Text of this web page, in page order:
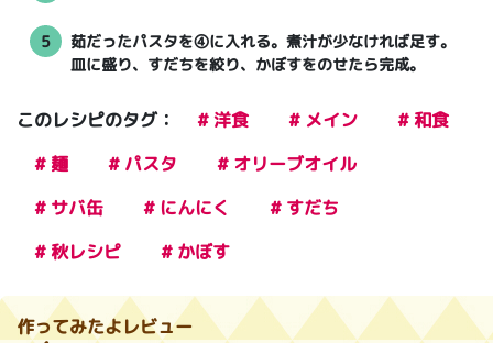
5
茹だったパスタを④に入れる。煮汁が少なければ足す。
皿に盛り、すだちを絞り、かぼすをのせたら完成。
このレシピのタグ： # 洋食 # メイン
# 和食
# 麺
# パスタ
# オリーブオイル
# サバ缶
# にんにく
# すだち
# 秋レシピ
# かぼす
作ってみたよレビュー